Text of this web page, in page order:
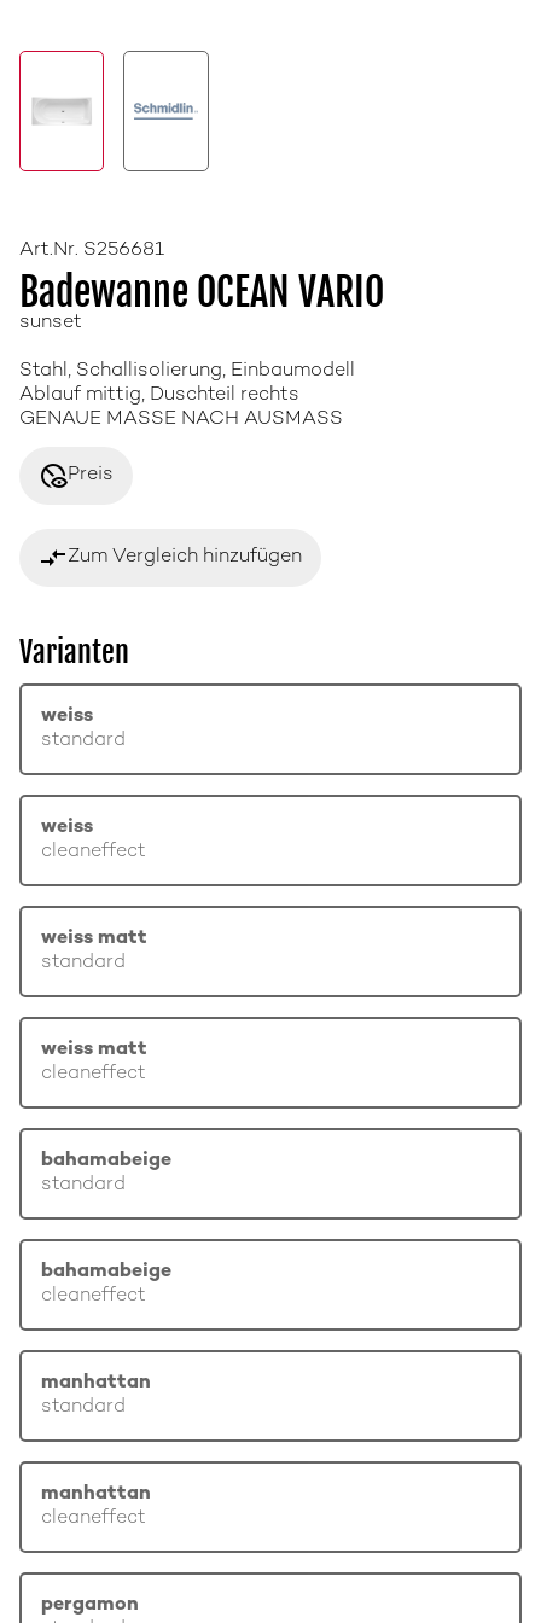
Art.Nr. S256681
Badewanne OCEAN VARIO
sunset
Stahl, Schallisolierung, Einbaumodell
Ablauf mittig, Duschteil rechts
GENAUE MASSE NACH AUSMASS
disabled_visiblePreis
compare_arrowsZum Vergleich hinzufügen
Varianten
weiss
standard
weiss
cleaneffect
weiss matt
standard
weiss matt
cleaneffect
bahamabeige
standard
bahamabeige
cleaneffect
manhattan
standard
manhattan
cleaneffect
pergamon